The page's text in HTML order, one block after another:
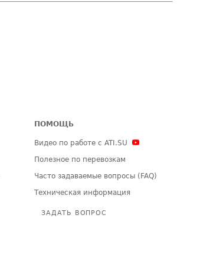
ПОМОЩЬ
Видео по работе с ATI.SU
Полезное по перевозкам
Часто задаваемые вопросы (FAQ)
Техническая информация
ЗАДАТЬ ВОПРОС